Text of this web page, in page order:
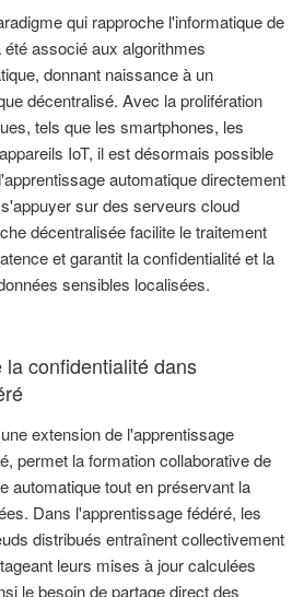
qui rapproche l'informatique de
associé aux algorithmes
donnant naissance à un
décentralisé. Avec la prolifération
tels que les smartphones, les
IoT, il est désormais possible
automatique directement
sur des serveurs cloud
décentralisée facilite le traitement
et garantit la confidentialité et la
sensibles localisées.
confidentialité dans
extension de l'apprentissage
permet la formation collaborative de
automatique tout en préservant la
Dans l'apprentissage fédéré, les
distribués entraînent collectivement
leurs mises à jour calculées
le besoin de partage direct des